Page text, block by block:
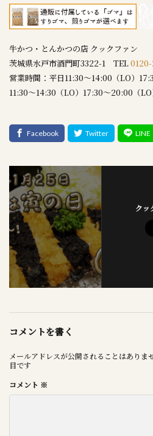
牛かつ・とんかつの店 クックファン
茨城県水戸市酒門町3322-1 TEL
営業時間：平日11:30～14:00（LO）
11:30～14:30（LO）17:30～20:00（
クッ
コメントを書く
メールアドレスが公開されることはありま
目です
コメント ※